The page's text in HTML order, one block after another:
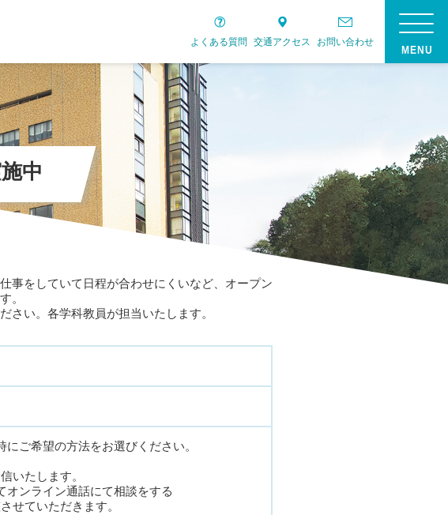
よくある質問 交通アクセス お問い合わせ
中
事をしていて日程が合わせにくいなど、オープン
。
さい。各学科教員が担当いたします。
ご希望の方法をお選びください。
いたします。
ンライン通話にて相談をする
せていただきます。